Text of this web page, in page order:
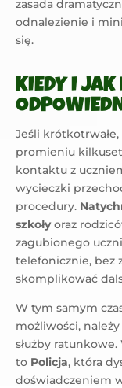
zasada
odnalezienie i
się.
KIEDY I
Jeśli
promieniu
kontaktu z
wycieczki
procedury.
szkołyoraz
zagubionego
telefonicznie, bez
skomplikować
W tym samym
możliwości,
służby
to Policja, która
doświadczeniem